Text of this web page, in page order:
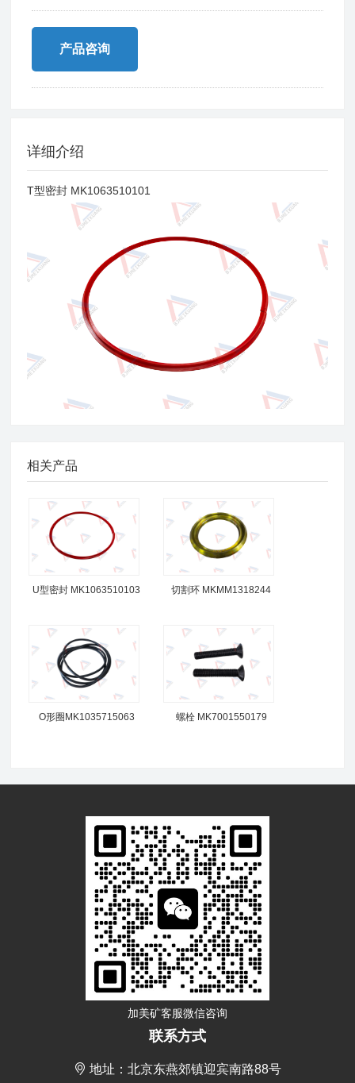
产品咨询
详细介绍
T型密封 MK1063510101
相关产品
U型密封 MK1063510103 切割环 MKMM1318244
O形圈MK1035715063 螺栓 MK7001550179
联系方式
地址：北京东燕郊镇迎宾南路88号
加美矿客服微信咨询